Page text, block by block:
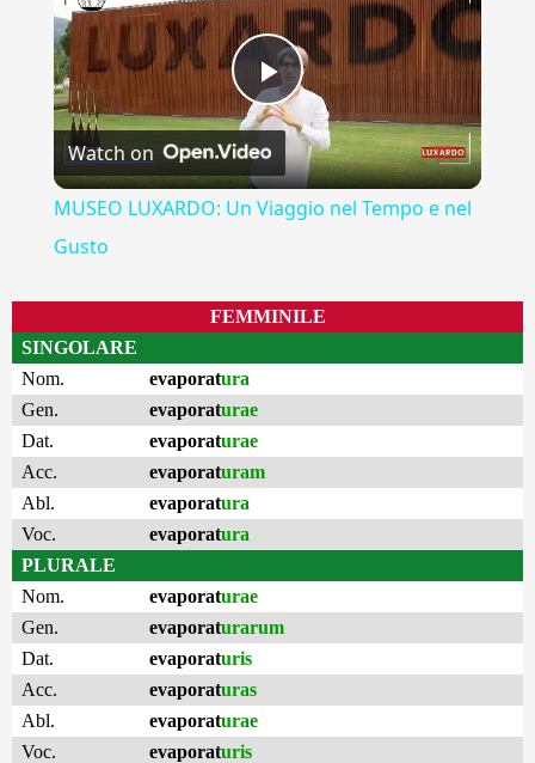
Play
Video
Watch on
MUSEO LUXARDO: Un Viaggio nel Tempo e nel
Gusto
FEMMINILE
SINGOLARE
Nom.
evaporatura
Gen.
evaporaturae
Dat.
evaporaturae
Acc.
evaporaturam
Abl.
evaporatura
Voc.
evaporatura
PLURALE
Nom.
evaporaturae
Gen.
evaporaturarum
Dat.
evaporaturis
Acc.
evaporaturas
Abl.
evaporaturae
Voc.
evaporaturis